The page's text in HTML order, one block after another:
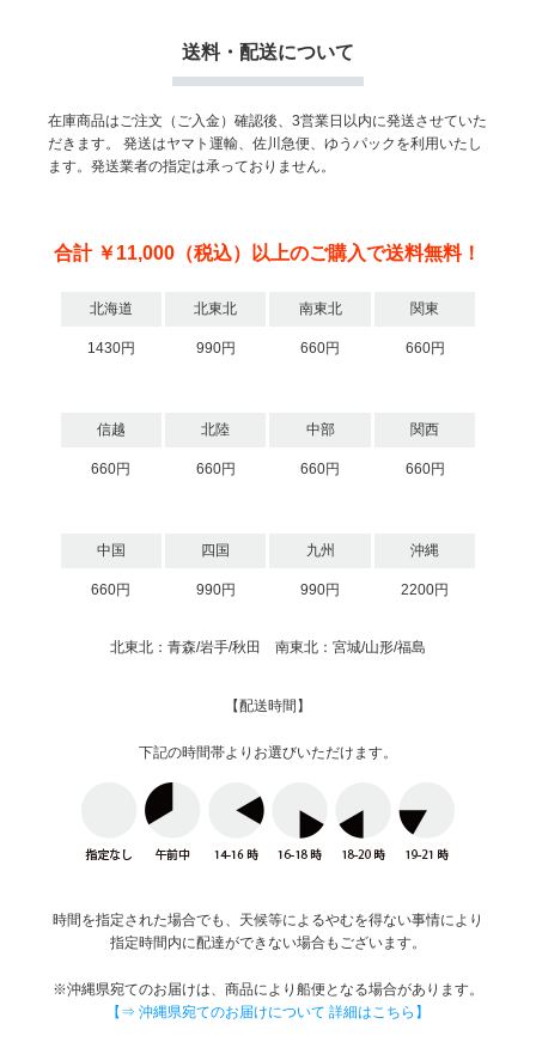
送料・配送について
在庫商品はご注文（ご入金）確認後、3営業日以内に発送させていた
だきます。
発送はヤマト運輸、佐川急便、ゆうパックを利用いたし
ます。発送業者の指定は承っておりません。
合計 ￥11,000（税込）以上のご購入で送料無料！
北海道 北東北 南東北 関東
1430円 990円 660円 660円
信越 北陸 中部 関西
660円 660円 660円 660円
中国 四国 九州 沖縄
660円 990円 990円 2200円
北東北：青森/岩手/秋田 南東北：宮城/山形/福島
【配送時間】
下記の時間帯よりお選びいただけます。
時間を指定された場合でも、天候等によるやむを得ない事情により
指定時間内に配達ができない場合もございます。
※沖縄県宛てのお届けは、商品により船便となる場合があります。
【⇒ 沖縄県宛てのお届けについて 詳細はこちら】